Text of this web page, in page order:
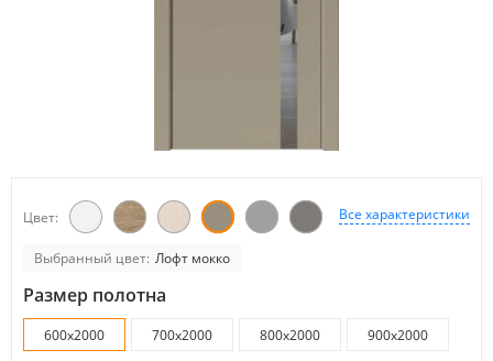
Все характеристики
Цвет:
Выбранный цвет: Лофт мокко
Размер полотна
600х2000 700х2000 800х2000
900х2000